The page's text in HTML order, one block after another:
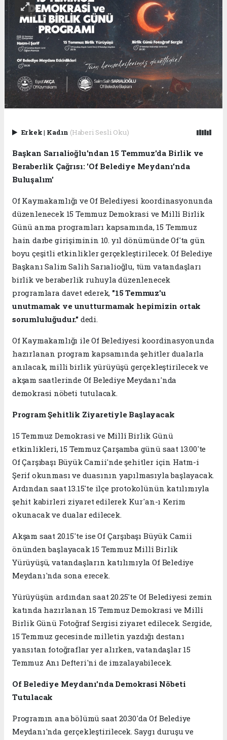
Erkek| Kadın (Haberi Sesli Oku)
Başkan Sarıalioğlu'ndan 15 Temmuz'da Birlik ve
Beraberlik Çağrısı: 'Of Belediye Meydanı'nda
Buluşalım'
Of Kaymakamlığı ve Of Belediyesi koordinasyonunda
düzenlenecek 15 Temmuz Demokrasi ve Millî Birlik
Günü anma programları kapsamında, 15 Temmuz
hain darbe girişiminin 10. yıl dönümünde Of'ta gün
boyu çeşitli etkinlikler gerçekleştirilecek. Of Belediye
Başkanı Salim Salih Sarıalioğlu, tüm vatandaşları
birlik ve beraberlik ruhuyla düzenlenecek
programlara davet ederek, "15 Temmuz'u
unutmamak ve unutturmamak hepimizin ortak
sorumluluğudur." dedi.
Of Kaymakamlığı ile Of Belediyesi koordinasyonunda
hazırlanan program kapsamında şehitler dualarla
anılacak, milli birlik yürüyüşü gerçekleştirilecek ve
akşam saatlerinde Of Belediye Meydanı'nda
demokrasi nöbeti tutulacak.
Program Şehitlik Ziyaretiyle Başlayacak
15 Temmuz Demokrasi ve Millî Birlik Günü
etkinlikleri, 15 Temmuz Çarşamba günü saat 13.00'te
Of Çarşıbaşı Büyük Camii'nde şehitler için Hatm-i
Şerif okunması ve duasının yapılmasıyla başlayacak.
Ardından saat 13.15'te ilçe protokolünün katılımıyla
şehit kabirleri ziyaret edilerek Kur'an-ı Kerim
okunacak ve dualar edilecek.
Akşam saat 20.15'te ise Of Çarşıbaşı Büyük Camii
önünden başlayacak 15 Temmuz Millî Birlik
Yürüyüşü, vatandaşların katılımıyla Of Belediye
Meydanı'nda sona erecek.
Yürüyüşün ardından saat 20.25'te Of Belediyesi zemin
katında hazırlanan 15 Temmuz Demokrasi ve Millî
Birlik Günü Fotoğraf Sergisi ziyaret edilecek. Sergide,
15 Temmuz gecesinde milletin yazdığı destanı
yansıtan fotoğraflar yer alırken, vatandaşlar 15
Temmuz Anı Defteri'ni de imzalayabilecek.
Of Belediye Meydanı'nda Demokrasi Nöbeti
Tutulacak
Programın ana bölümü saat 20.30'da Of Belediye
Meydanı'nda gerçekleştirilecek. Saygı duruşu ve